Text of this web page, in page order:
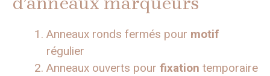
Anneaux ronds fermés pour motif
régulier
Anneaux ouverts pour fixation temporaire